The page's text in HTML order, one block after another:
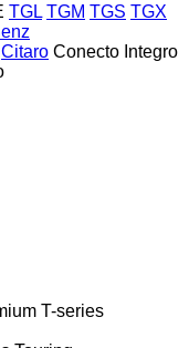
TGL TGM TGS TGX
Citaro Conecto Integro
T-series